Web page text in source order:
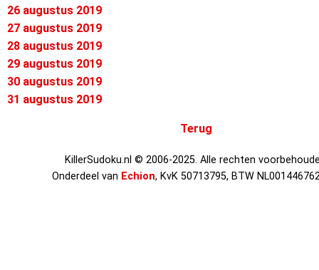
26 augustus 2019
27 augustus 2019
28 augustus 2019
29 augustus 2019
30 augustus 2019
31 augustus 2019
Terug
KillerSudoku.nl © 2006-2025. Alle rechten
Onderdeel van Echion, KvK 50713795, BTW